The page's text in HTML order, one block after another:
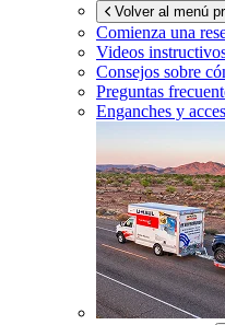
Volver al menú
Comienza una
Videos
Consejos sobre
Preguntas
Enganches y